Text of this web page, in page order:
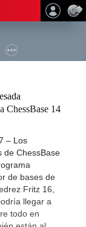
ChessBase 14
– Los
de ChessBase
de bases de
Fritz 16,
llegar a
todo en